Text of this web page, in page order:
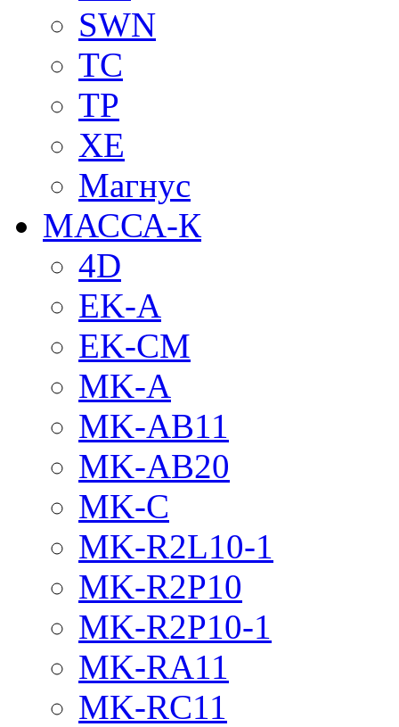
SWN
TC
TP
XE
Магнус
МАССА-К
4D
EK-A
EK-CM
MK-A
MK-AB11
MK-AB20
MK-C
MK-R2L10-1
MK-R2P10
MK-R2P10-1
MK-RA11
MK-RC11